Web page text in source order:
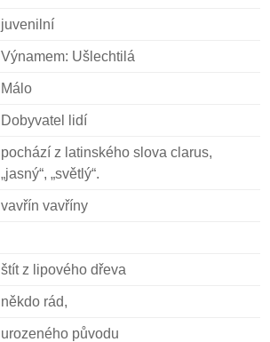
juvenilní
Výnamem: Ušlechtilá
Málo
Dobyvatel lidí
pochází z latinského slova clarus,
„jasný“, „světlý“.
vavřín vavříny
štít z lipového dřeva
někdo rád,
urozeného původu